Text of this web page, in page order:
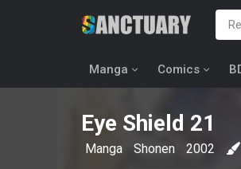
Manga Comics
Eye Shield 21
Manga Shonen 2002